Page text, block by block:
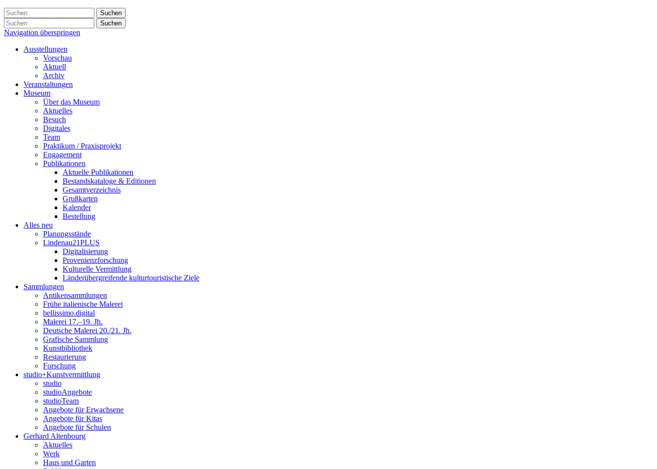
Suchen
Suchen
Navigation überspringen
Ausstellungen
Vorschau
Aktuell
Archiv
Veranstaltungen
Museum
Über das Museum
Aktuelles
Besuch
Digitales
Team
Praktikum / Praxisprojekt
Engagement
Publikationen
Aktuelle Publikationen
Bestandskataloge & Editionen
Gesamtverzeichnis
Grußkarten
Kalender
Bestellung
Alles neu
Planungsstände
Lindenau21PLUS
Digitalisierung
Provenienzforschung
Kulturelle Vermittlung
Länderübergreifende kulturtouristische Ziele
Sammlungen
Antikensammlungen
Frühe italienische Malerei
bellissimo.digital
Malerei 17.–19. Jh.
Deutsche Malerei 20./21. Jh.
Grafische Sammlung
Kunstbibliothek
Restaurierung
Forschung
studio+Kunstvermittlung
studio
studioAngebote
studioTeam
Angebote für Erwachsene
Angebote für Kitas
Angebote für Schulen
Gerhard Altenbourg
Aktuelles
Werk
Haus und Garten